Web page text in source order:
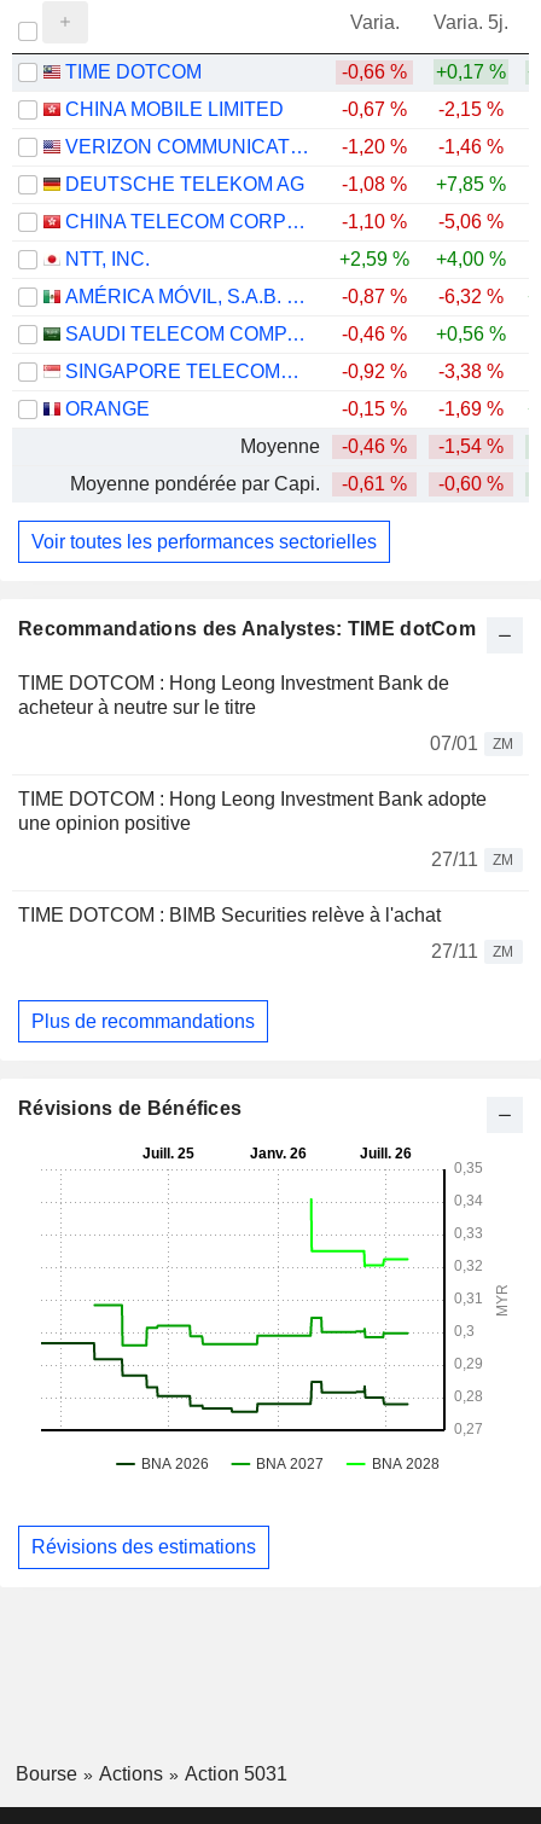
Recommandations des Analystes: TIME dotCom
TIME DOTCOM : Hong Leong Investment Bank de
acheteur à neutre sur le titre
07/01
ZM
TIME DOTCOM : Hong Leong Investment Bank adopte
une opinion positive
27/11
ZM
TIME DOTCOM : BIMB Securities relève à l'achat
27/11
ZM
Plus de recommandations
Varia. Varia. 5j.
TIME DOTCOM -0,66 % +0,17 %
CHINA MOBILE LIMITED
-0,67 % -2,15 %
VERIZON COMMUNICATIONS, INC.
-1,20 % -1,46 %
DEUTSCHE TELEKOM AG
-1,08 % +7,85 %
CHINA TELECOM CORPORATION LIMITED
-1,10 % -5,06 %
NTT, INC.
+2,59 % +4,00 %
AMÉRICA MÓVIL, S.A.B. DE C.V.
-0,87 % -6,32 %
SAUDI TELECOM COMPANY
-0,46 % +0,56 %
SINGAPORE TELECOMMUNICATIONS LIMITED
-0,92 % -3,38 %
ORANGE
-0,15 % -1,69 %
Moyenne
-0,46 % -1,54 %
Moyenne pondérée par Capi.
-0,61 % -0,60 %
Voir toutes les performances sectorielles
Révisions de Bénéfices
Révisions des estimations
Bourse Actions Action 5031